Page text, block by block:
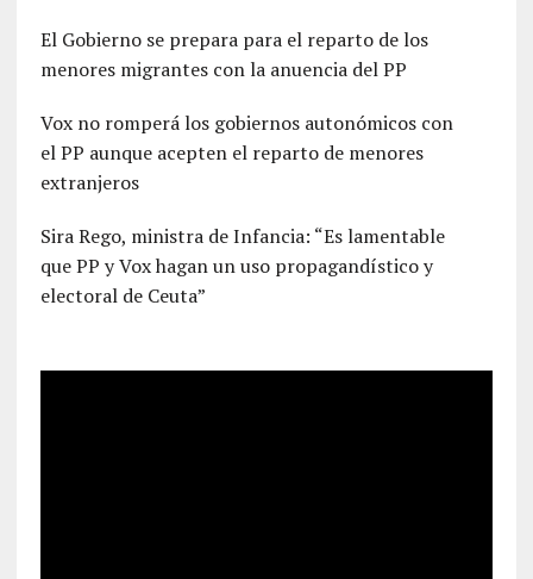
El Gobierno se prepara para el reparto de los
menores migrantes con la anuencia del PP
Vox no romperá los gobiernos autonómicos con
el PP aunque acepten el reparto de menores
extranjeros
Sira Rego, ministra de Infancia: “Es lamentable
que PP y Vox hagan un uso propagandístico y
electoral de Ceuta”